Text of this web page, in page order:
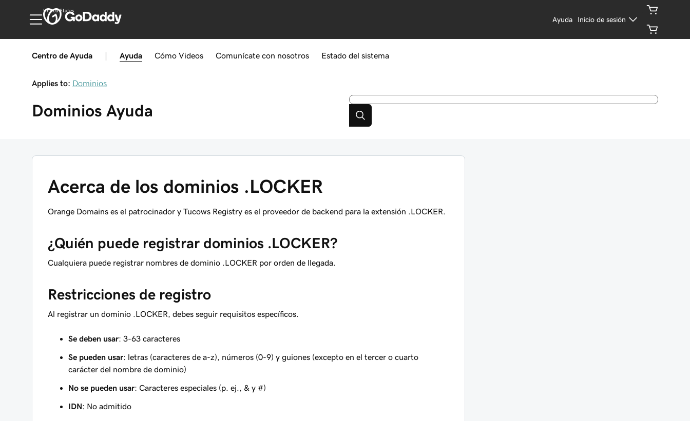
United States
Ayuda Inicio de sesión
Centro de Ayuda Ayuda Cómo Videos Comunícate con nosotros Estado del sistema
Applies to: Dominios
Dominios Ayuda
Acerca de los dominios .LOCKER
Orange Domains es el patrocinador y Tucows Registry es el proveedor de backend para la extensión .LOCKER.
¿Quién puede registrar dominios .LOCKER?
Cualquiera puede registrar nombres de dominio .LOCKER por orden de llegada.
Restricciones de registro
Al registrar un dominio .LOCKER, debes seguir requisitos específicos.
Se deben usar: 3-63 caracteres
Se pueden usar: letras (caracteres de a-z), números (0-9) y guiones (excepto en el tercer o cuarto
carácter del nombre de dominio)
No se pueden usar: Caracteres especiales (p. ej., & y #)
IDN: No admitido